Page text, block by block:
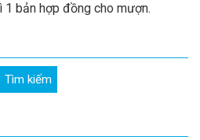
1 bản hợp đồng cho mượn.